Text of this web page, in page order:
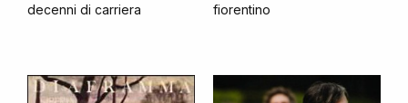
decenni di carriera
fiorentino